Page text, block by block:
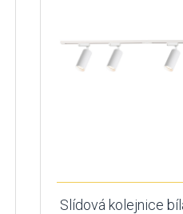
Slídová kolejnice